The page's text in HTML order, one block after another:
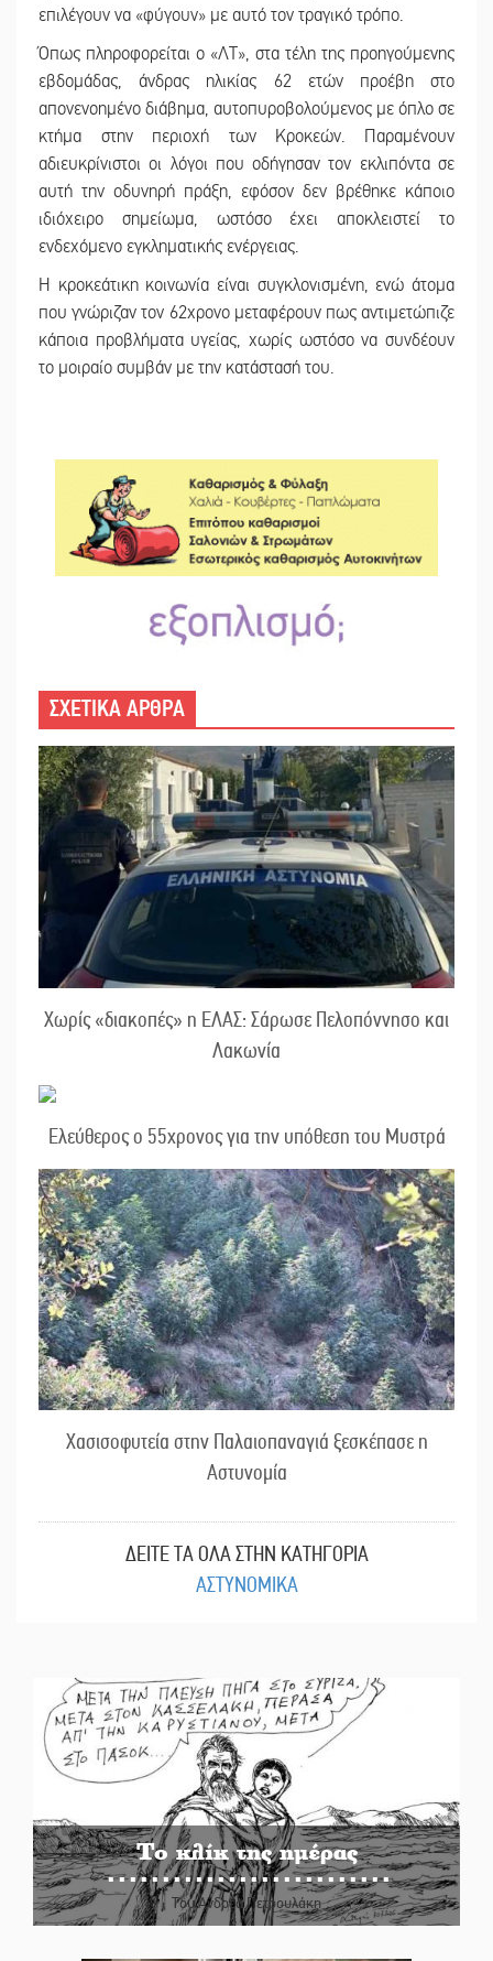
επιλέγουν να «φύγουν» με αυτό τον τραγικό τρόπο.
Όπως πληροφορείται ο «ΛΤ», στα τέλη της προηγούμενης
εβδομάδας, άνδρας ηλικίας 62 ετών προέβη στο
απονενοημένο διάβημα, αυτοπυροβολούμενος με όπλο σε
κτήμα στην περιοχή των Κροκεών. Παραμένουν
αδιευκρίνιστοι οι λόγοι που οδήγησαν τον εκλιπόντα σε
αυτή την οδυνηρή πράξη, εφόσον δεν βρέθηκε κάποιο
ιδιόχειρο σημείωμα, ωστόσο έχει αποκλειστεί το
ενδεχόμενο εγκληματικής ενέργειας.
Η κροκεάτικη κοινωνία είναι συγκλονισμένη, ενώ άτομα
που γνώριζαν τον 62χρονο μεταφέρουν πως αντιμετώπιζε
κάποια προβλήματα υγείας, χωρίς ωστόσο να συνδέουν
το μοιραίο συμβάν με την κατάστασή του.
ΣΧΕΤΙΚΑ ΑΡΘΡΑ
Χωρίς «διακοπές» η ΕΛΑΣ: Σάρωσε Πελοπόννησο και
Λακωνία
Ελεύθερος ο 55χρονος για την υπόθεση του Μυστρά
Χασισοφυτεία στην Παλαιοπαναγιά ξεσκέπασε η
Αστυνομία
ΔΕΙΤΕ ΤΑ ΟΛΑ ΣΤΗΝ ΚΑΤΗΓΟΡΙΑ
ΑΣΤΥΝΟΜΙΚΑ
Το κλίκ της ημέρας
Του Ανδρέα Πετρουλάκη